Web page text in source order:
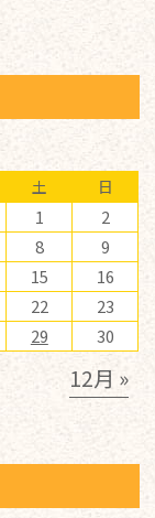
土 日
1
2
8
9
15
16
22
23
29 30
12月 »